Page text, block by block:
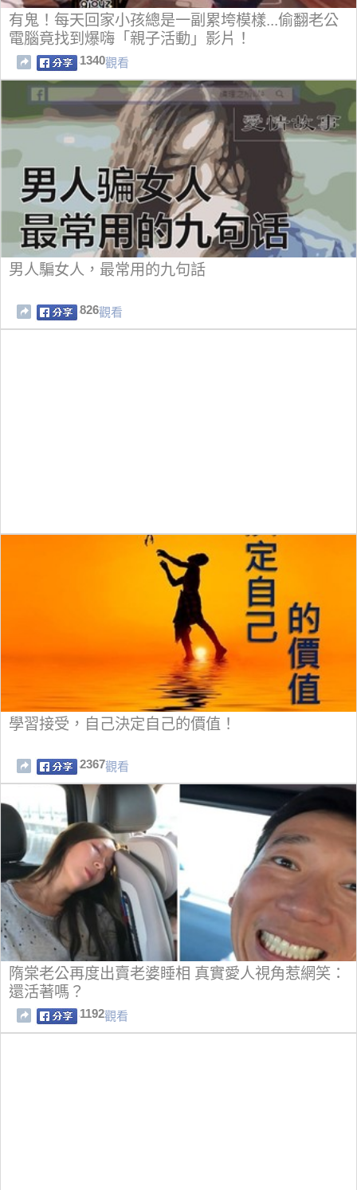
有鬼！每天回家小孩總是一副累垮模樣...偷翻老公
電腦竟找到爆嗨「親子活動」影片！
1340觀看
男人騙女人，最常用的九句話
826觀看
學習接受，自己決定自己的價值！
2367觀看
隋棠老公再度出賣老婆睡相 真實愛人視角惹網笑：
還活著嗎？
1192觀看